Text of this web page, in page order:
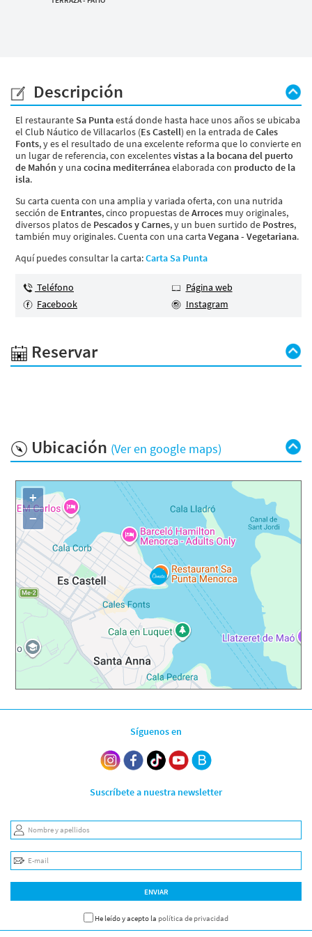
Descripción
El restaurante Sa Puntaestá donde hasta hace unos años se ubicaba
el Club Náutico de Villacarlos (Es Castell) en la entrada deCales
Fonts, y es el resultado de una excelente reforma que lo convierte en
un lugar de referencia, con excelentesvistas a la bocana del puerto
de Mahón y una cocina mediterráneaelaborada con producto de la
isla.
Su carta cuenta con una amplia y variada oferta, con una nutrida
sección de Entrantes, cinco propuestas deArroces muy originales,
diversos platos de Pescados y Carnes, y un buen surtido de Postres,
también muy originales. Cuenta con una carta Vegana - Vegetariana.
Aquí puedes consultar la carta:Carta Sa Punta
Teléfono
Página web
Facebook
Instagram
Reservar
Ubicación (Ver en google maps)
+
−
Síguenos en
Suscríbete a nuestra newsletter
Nombre y apellidos
E-mail
ENVIAR
He leído y acepto la política de privacidad